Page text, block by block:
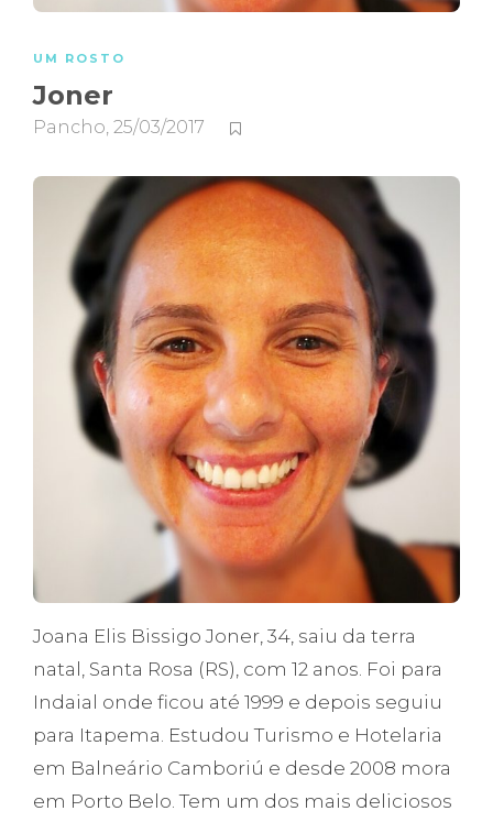
UM ROSTO
Joner
Pancho, 25/03/2017
Joana Elis Bissigo Joner, 34, saiu da terra
natal, Santa Rosa (RS), com 12 anos. Foi para
Indaial onde ficou até 1999 e depois seguiu
para Itapema. Estudou Turismo e Hotelaria
em Balneário Camboriú e desde 2008 mora
em Porto Belo. Tem um dos mais deliciosos